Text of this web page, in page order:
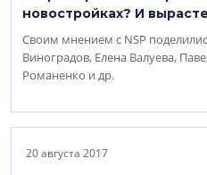
новостройках? И
Своим мнением с NSP
Виноградов, Елена Валуева,
Романенко и др.
20 августа 2017